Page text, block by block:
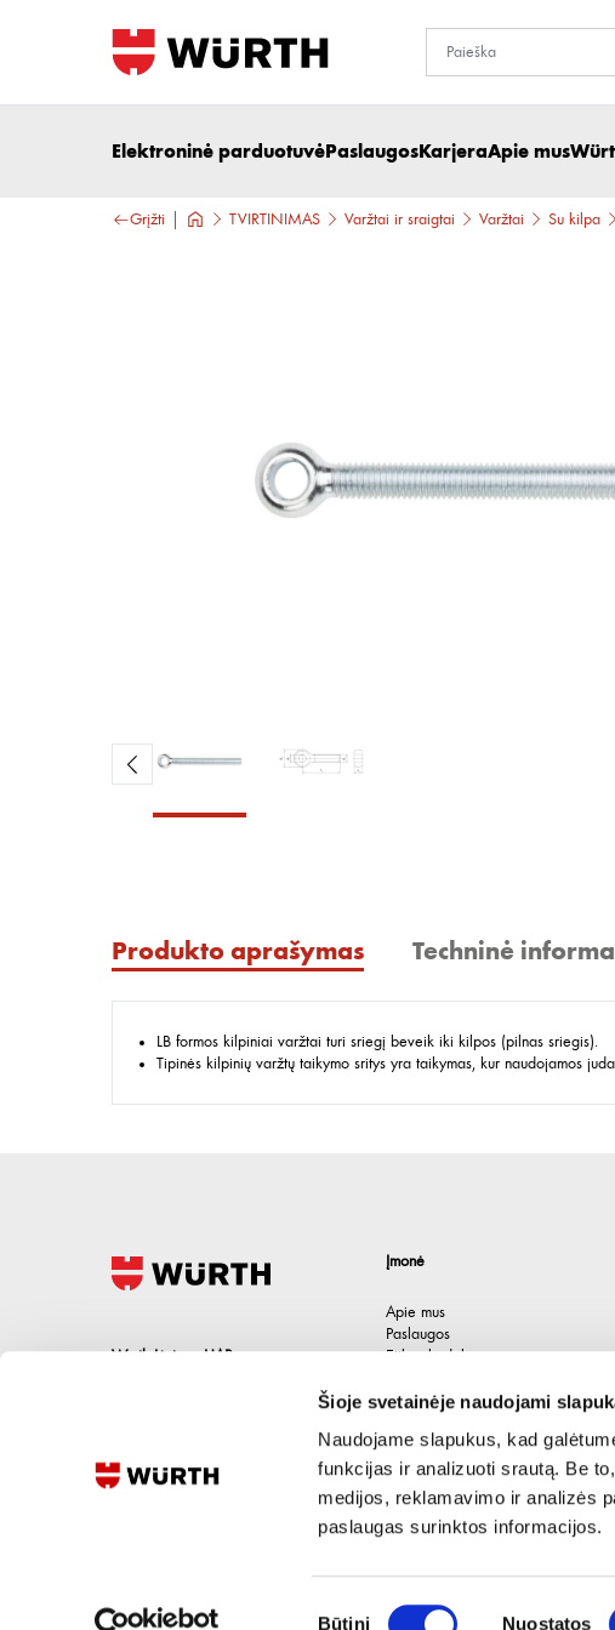
Šioje svetainėje naudojami
Naudojame slapukus, kad
funkcijas ir analizuoti srautą. Be
medijos, reklamavimo ir analizės
paslaugas surinktos informacijos.
Būtini Nuostatos
Elektroninė parduotuvėPaslaugosKarjeraApie mus
Grįžti TVIRTINIMAS Varžtai ir sraigtai Varžtai Su kilpa
Produkto aprašymas Techninė
LB formos kilpiniai varžtai turi sriegį beveik iki kilpos (pilnas sriegis).
Tipinės kilpinių varžtų taikymo sritys yra taikymas, kur naudojamos
Wurth Lietuva UAB
Lietuva
Įmonė
Apie mus
Paslaugos
Etikos kodeksas
Kontaktai